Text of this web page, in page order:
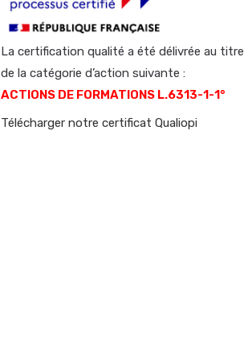
La certification qualité a été délivrée au titre
de la catégorie d’action suivante :
ACTIONS DE FORMATIONS L.6313-1-1°
Télécharger notre certificat Qualiopi